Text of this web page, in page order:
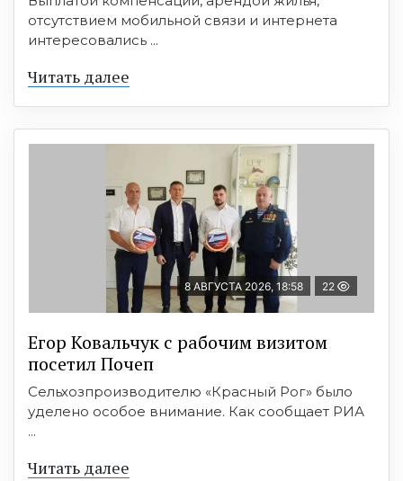
отсутствием мобильной связи и интернета
интересовались ...
Читать далее
8 АВГУСТА 2026, 18:58 22
Егор Ковальчук с рабочим визитом
посетил Почеп
Сельхозпроизводителю «Красный Рог» было
уделено особое внимание. Как сообщает РИА
...
Читать далее